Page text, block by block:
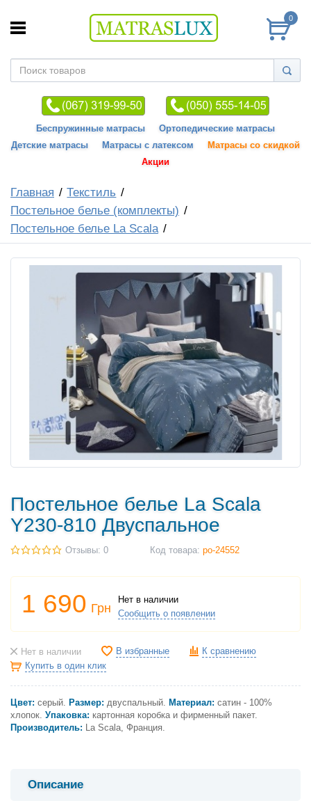
0
Беспружинные матрасы
Ортопедические матрасы
Детские матрасы
Матрасы с латексом
Матрасы со скидкой
Акции
Главная
Текстиль
Постельное белье (комплекты)
Постельное белье La Scala
Постельное белье La Scala
Y230-810 Двуспальное
Отзывы: 0 Код товара: po-24552
1 690 Грн
Нет в наличии
Сообщить о появлении
Нет в наличии В избранные
К сравнению
Купить в один клик
Цвет: серый. Размер: двуспальный. Материал: сатин - 100%
хлопок. Упаковка: картонная коробка и фирменный пакет.
Производитель: La Scala, Франция.
Описание